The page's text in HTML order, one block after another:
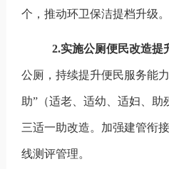
个，推动环卫保洁提档升级。
2.实施公厕便民改造提
公厕，持续提升便民服务能
助”（适老、适幼、适妇、助
三适一助改造。加强建管衔
线测评管理。